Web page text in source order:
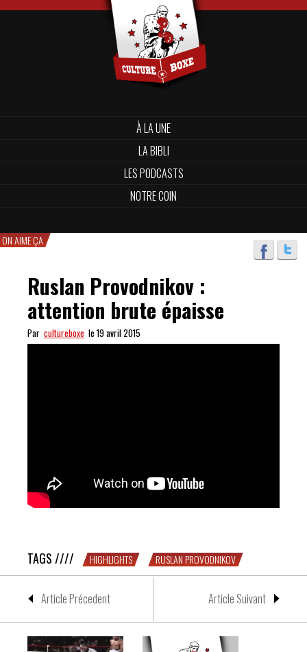
À LA UNE
LA BIBLI
LES PODCASTS
NOTRE COIN
ON AIME ÇA
Ruslan Provodnikov :
attention brute épaisse
Par cultureboxe le 19 avril 2015
TAGS //// HIGHLIGHTS RUSLAN PROVODNIKOV
Article Précedent Article Suivant